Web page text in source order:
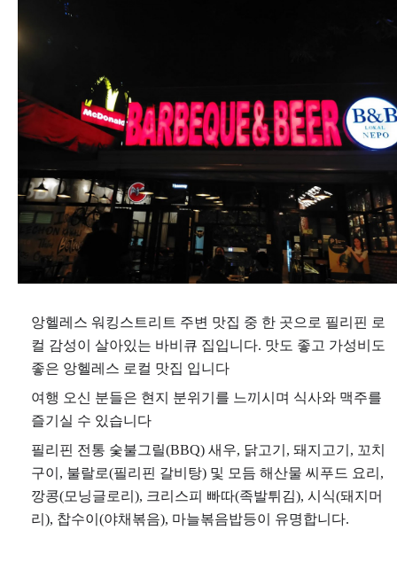
앙헬레스 워킹스트리트 주변 맛집 중 한 곳으로 필리핀 로
컬 감성이 살아있는 바비큐 집입니다. 맛도 좋고 가성비도
좋은 앙헬레스 로컬 맛집 입니다
여행 오신 분들은 현지 분위기를 느끼시며 식사와 맥주를
즐기실 수 있습니다
필리핀 전통 숯불그릴(BBQ) 새우, 닭고기, 돼지고기, 꼬치
구이, 불랄로(필리핀 갈비탕) 및 모듬 해산물 씨푸드 요리,
깡콩(모닝글로리), 크리스피 빠따(족발튀김), 시식(돼지머
리), 찹수이(야채볶음), 마늘볶음밥등이 유명합니다.